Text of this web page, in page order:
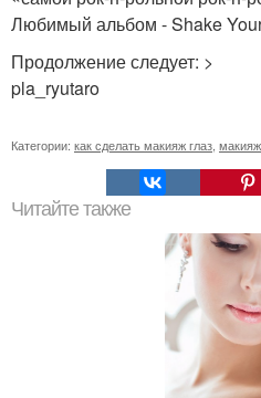
Любимый альбом - Shake
Продолжение следует: >
pla_ryutaro
Категории: как сделать макияж глаз
Читайте также